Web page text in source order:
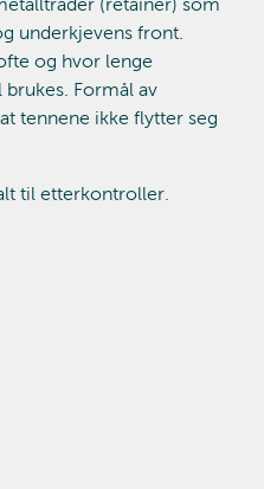
(retainer) som
underkjevens front.
og hvor lenge
Formål av
tennene ikke flytter seg
til etterkontroller.